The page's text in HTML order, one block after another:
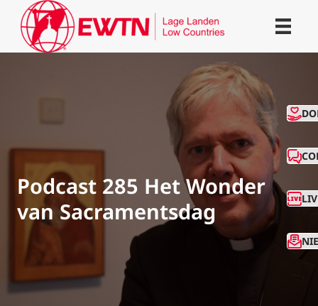
Podcast 285 Het Wonder
van Sacramentsdag